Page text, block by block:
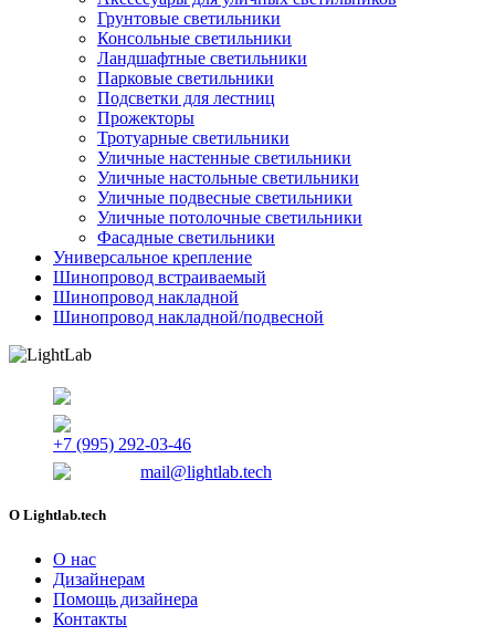
Грунтовые светильники
Консольные светильники
Ландшафтные светильники
Парковые светильники
Подсветки для лестниц
Прожекторы
Тротуарные светильники
Уличные настенные светильники
Уличные настольные светильники
Уличные подвесные светильники
Уличные потолочные светильники
Фасадные светильники
Универсальное крепление
Шинопровод встраиваемый
Шинопровод накладной
Шинопровод накладной/подвесной
+7 (995) 292-03-46
mail@lightlab.tech
O Lightlab.tech
О нас
Дизайнерам
Помощь дизайнера
Контакты